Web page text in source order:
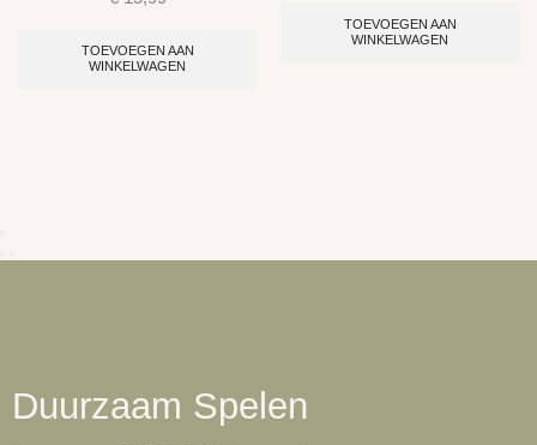
TOEVOEGEN AAN
WINKELWAGEN
TOEVOEGEN AAN
WINKELWAGEN
Duurzaam Spelen